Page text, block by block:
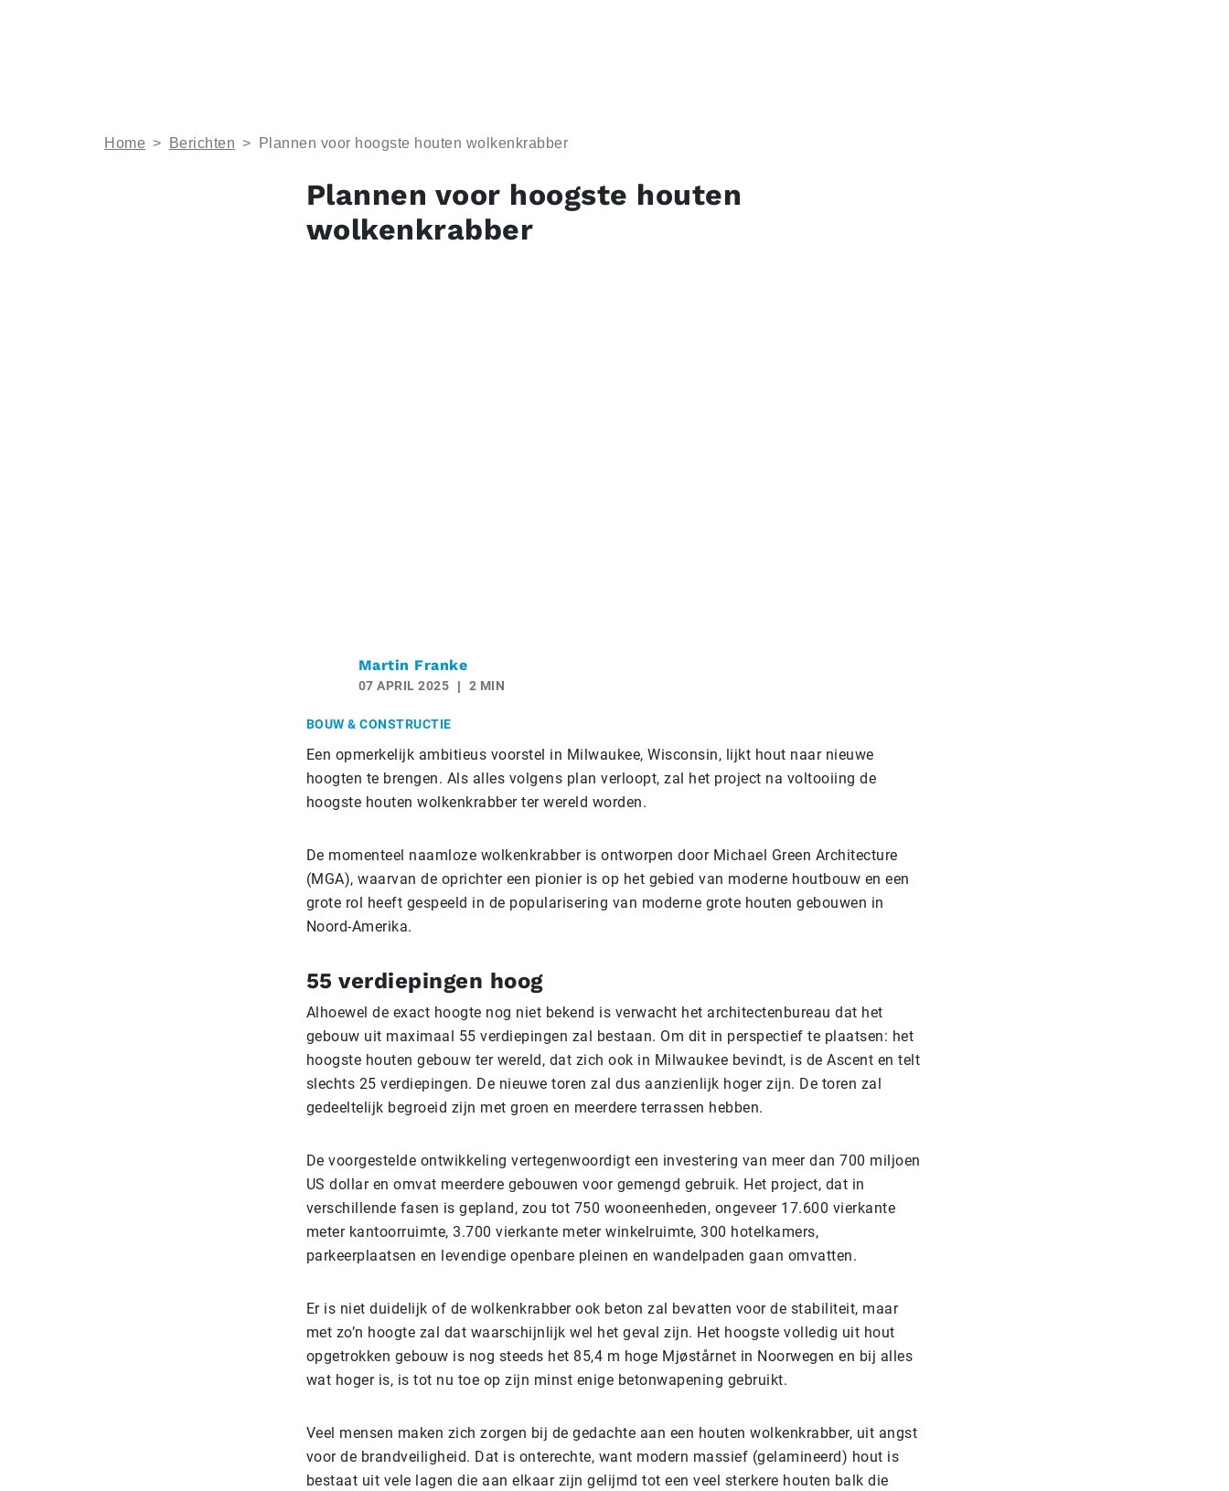
Home > Berichten > Plannen voor hoogste houten wolkenkrabber
Plannen voor hoogste houten
wolkenkrabber
Martin Franke
07 APRIL 2025 2 MIN
BOUW & CONSTRUCTIE
Een opmerkelijk ambitieus voorstel in Milwaukee, Wisconsin, lijkt hout naar nieuwe
hoogten te brengen. Als alles volgens plan verloopt, zal het project na voltooiing de
hoogste houten wolkenkrabber ter wereld worden.
De momenteel naamloze wolkenkrabber is ontworpen door Michael Green Architecture
(MGA), waarvan de oprichter een pionier is op het gebied van moderne houtbouw en een
grote rol heeft gespeeld in de popularisering van moderne grote houten gebouwen in
Noord-Amerika.
55 verdiepingen hoog
Alhoewel de exact hoogte nog niet bekend is verwacht het architectenbureau dat het
gebouw uit maximaal 55 verdiepingen zal bestaan. Om dit in perspectief te plaatsen: het
hoogste houten gebouw ter wereld, dat zich ook in Milwaukee bevindt, is de Ascent en telt
slechts 25 verdiepingen. De nieuwe toren zal dus aanzienlijk hoger zijn. De toren zal
gedeeltelijk begroeid zijn met groen en meerdere terrassen hebben.
De voorgestelde ontwikkeling vertegenwoordigt een investering van meer dan 700 miljoen
US dollar en omvat meerdere gebouwen voor gemengd gebruik. Het project, dat in
verschillende fasen is gepland, zou tot 750 wooneenheden, ongeveer 17.600 vierkante
meter kantoorruimte, 3.700 vierkante meter winkelruimte, 300 hotelkamers,
parkeerplaatsen en levendige openbare pleinen en wandelpaden gaan omvatten.
Er is niet duidelijk of de wolkenkrabber ook beton zal bevatten voor de stabiliteit, maar
met zo’n hoogte zal dat waarschijnlijk wel het geval zijn. Het hoogste volledig uit hout
opgetrokken gebouw is nog steeds het 85,4 m hoge Mjøstårnet in Noorwegen en bij alles
wat hoger is, is tot nu toe op zijn minst enige betonwapening gebruikt.
Veel mensen maken zich zorgen bij de gedachte aan een houten wolkenkrabber, uit angst
voor de brandveiligheid. Dat is onterechte, want modern massief (gelamineerd) hout is
bestaat uit vele lagen die aan elkaar zijn gelijmd tot een veel sterkere houten balk die